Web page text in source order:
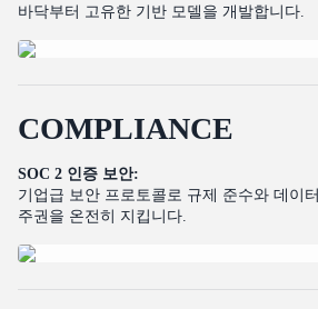
바닥부터 고유한 기반 모델을 개발합니다.
SOC 2 인증 보안:
기업급 보안 프로토콜로 규제 준수와 데이터
주권을 온전히 지킵니다.
COMPLIANCE